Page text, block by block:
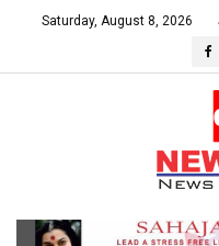
Saturday, August 8, 2026